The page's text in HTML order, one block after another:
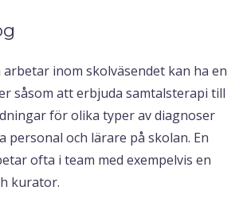
arbetar inom skolväsendet kan ha en
såsom att erbjuda samtalsterapi till
för olika typer av diagnoser
personal och lärare på skolan. En
ofta i team med exempelvis en
kurator.